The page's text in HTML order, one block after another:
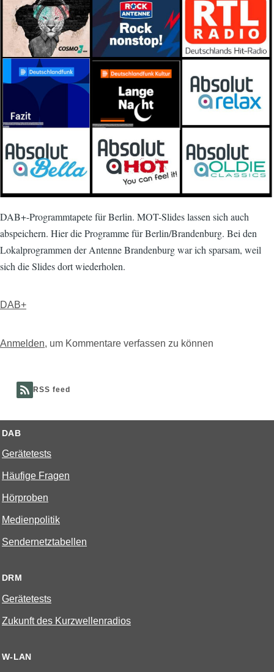
DAB+-Programmtapete für Berlin. MOT-Slides lassen sich auch
abspeichern. Hier die Programme für Berlin/Brandenburg. Bei den
Lokalprogrammen der Antenne Brandenburg war ich sparsam, weil
sich die Slides dort wiederholen.
DAB+
Anmelden, um Kommentare verfassen zu können
RSS feed
DAB
Gerätetests
Häufige Fragen
Hörproben
Medienpolitik
Sendernetztabellen
DRM
Gerätetests
Zukunft des Kurzwellenradios
W-LAN